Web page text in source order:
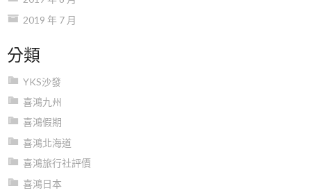
2019 年 7 月
分類
YKS沙發
喜鴻九州
喜鴻假期
喜鴻北海道
喜鴻旅行社評價
喜鴻日本